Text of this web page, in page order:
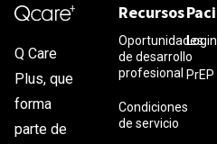
Q Care
Plus, que
forma
parte de
Recursos
Oportunidades
de desarrollo
profesional
Condiciones
de servicio
Login